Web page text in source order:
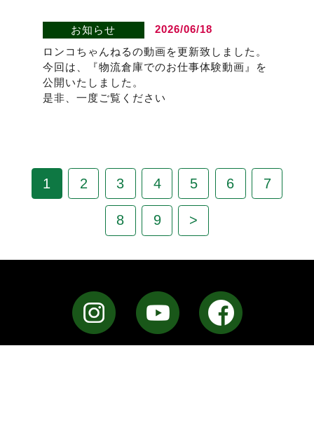
お知らせ
2026/06/18
ロンコちゃんねるの動画を更新致しました。
今回は、『物流倉庫でのお仕事体験動画』を
公開いたしました。
是非、一度ご覧ください
1 2 3 4 5 6 7
8 9 >